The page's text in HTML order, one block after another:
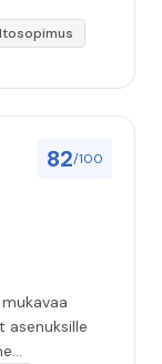
82/100